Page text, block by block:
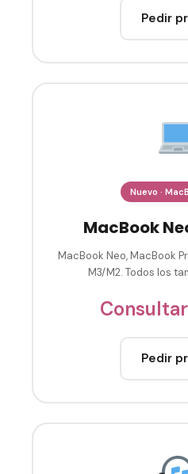
Pedir
Nuevo ·
MacBook
MacBook Neo, MacBook
M3/M2. Todos los
Consultar
Pedir